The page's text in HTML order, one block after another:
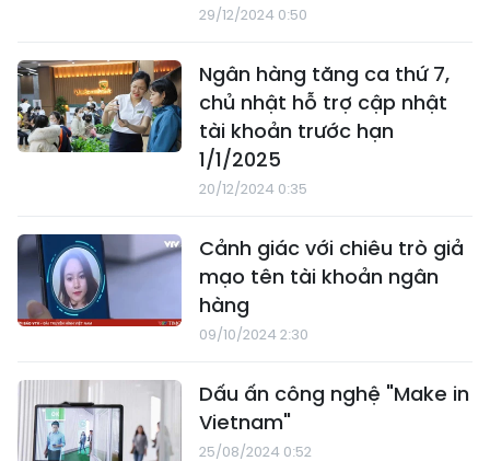
29/12/2024 0:50
Ngân hàng tăng ca thứ 7,
chủ nhật hỗ trợ cập nhật
tài khoản trước hạn
1/1/2025
20/12/2024 0:35
Cảnh giác với chiêu trò giả
mạo tên tài khoản ngân
hàng
09/10/2024 2:30
Dấu ấn công nghệ "Make in
Vietnam"
25/08/2024 0:52